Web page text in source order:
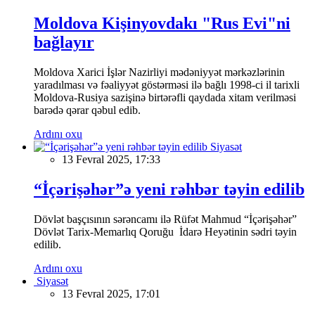
Moldova Kişinyovdakı "Rus Evi"ni
bağlayır
Moldova Xarici İşlər Nazirliyi mədəniyyət mərkəzlərinin
yaradılması və fəaliyyət göstərməsi ilə bağlı 1998-ci il tarixli
Moldova-Rusiya sazişinə birtərəfli qaydada xitam verilməsi
barədə qərar qəbul edib.
Ardını oxu
Siyasət
13 Fevral 2025, 17:33
“İçərişəhər”ə yeni rəhbər təyin edilib
Dövlət başçısının sərəncamı ilə Rüfət Mahmud “İçərişəhər”
Dövlət Tarix-Memarlıq Qoruğu İdarə Heyətinin sədri təyin
edilib.
Ardını oxu
Siyasət
13 Fevral 2025, 17:01